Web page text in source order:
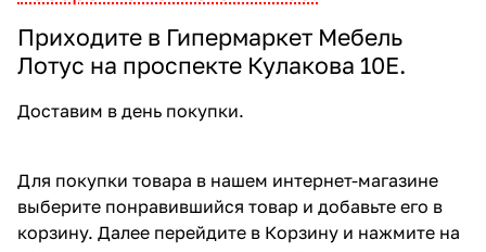
Приходите в Гипермаркет Мебель
Лотус на проспекте Кулакова 10Е.
Доставим в день покупки.
Для покупки товара в нашем интернет-магазине
выберите понравившийся товар и добавьте его в
корзину. Далее перейдите в Корзину и нажмите на